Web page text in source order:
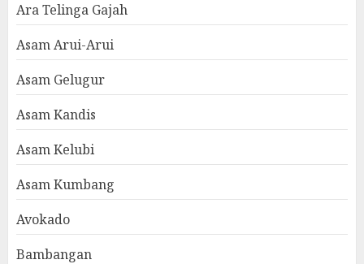
Ara Telinga Gajah
Asam Arui-Arui
Asam Gelugur
Asam Kandis
Asam Kelubi
Asam Kumbang
Avokado
Bambangan